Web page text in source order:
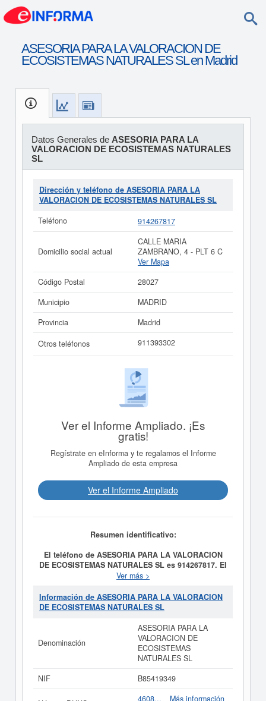
ASESORIA PARA LA VALORACION DE
ECOSISTEMAS NATURALES SL en Madrid
Datos Generales de ASESORIA PARA LA
VALORACION DE ECOSISTEMAS NATURALES
SL
Dirección y teléfono de ASESORIA PARA LA
VALORACION DE ECOSISTEMAS NATURALES SL
Teléfono
914267817
Domicilio social actual
CALLE MARIA
ZAMBRANO, 4 - PLT 6 C
Ver Mapa
Código Postal
28027
Municipio
MADRID
Provincia
Madrid
Otros teléfonos
911393302
Ver el Informe Ampliado. ¡Es
gratis!
Regístrate en eInforma y te regalamos el Informe
Ampliado de esta empresa
Ver el Informe Ampliado
Resumen identificativo:
El teléfono de ASESORIA PARA LA VALORACION
DE ECOSISTEMAS NATURALES SL es 914267817. El
CIF de ASESORIA PARA LA VALORACION DE
ECOSISTEMAS NATURALES SL es B85419349.A día
22/04/2008, la empresa ASESORIA PARA LA
VALORACION DE ECOSISTEMAS NATURALES SL
ESTUDIOS Y PROYECTOS SOBRE MEDIO
AMBIENTE.. Su categorización en el CNAE es 7120 -
Ensayos y análisis técnicos. En la clasificación SIC, la
ASESORIA PARA LA VALORACION DE
87340000. Esta empresa se ha consultado en eInforma
17/12/2025. Esta compañia puede solicitar alguna
Ver más >
Información de ASESORIA PARA LA VALORACION
DE ECOSISTEMAS NATURALES SL
Denominación
ASESORIA PARA LA
VALORACION DE
ECOSISTEMAS
NATURALES SL
NIF
B85419349
4608...
Más información